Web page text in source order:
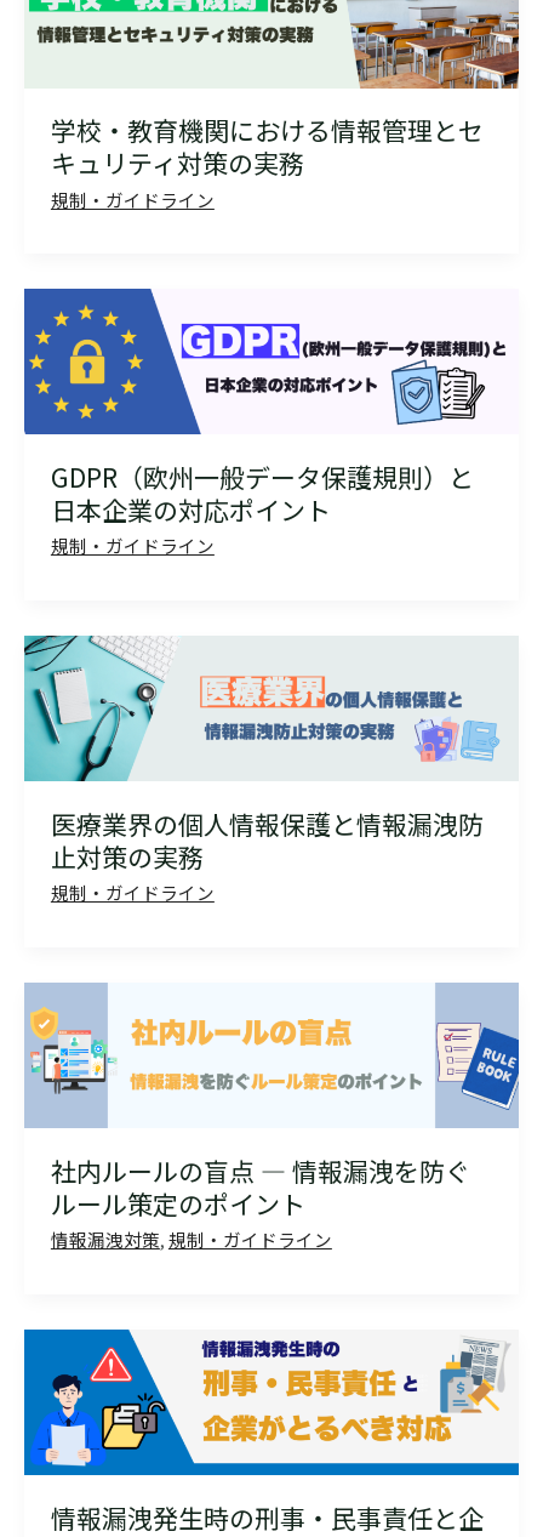
学校・教育機関における情報管理とセ
キュリティ対策の実務
規制・ガイドライン
GDPR（欧州一般データ保護規則）と
日本企業の対応ポイント
規制・ガイドライン
医療業界の個人情報保護と情報漏洩防
止対策の実務
規制・ガイドライン
社内ルールの盲点 — 情報漏洩を防ぐ
ルール策定のポイント
情報漏洩対策,規制・ガイドライン
情報漏洩発生時の刑事・民事責任と企